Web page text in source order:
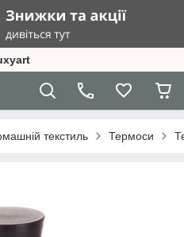
текстиль Термоси